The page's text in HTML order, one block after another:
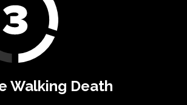
Walking Death